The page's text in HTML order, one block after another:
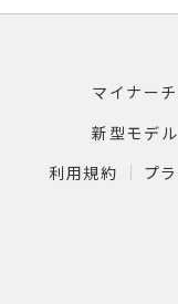
マイナー
新型モデル
利用規約
プ